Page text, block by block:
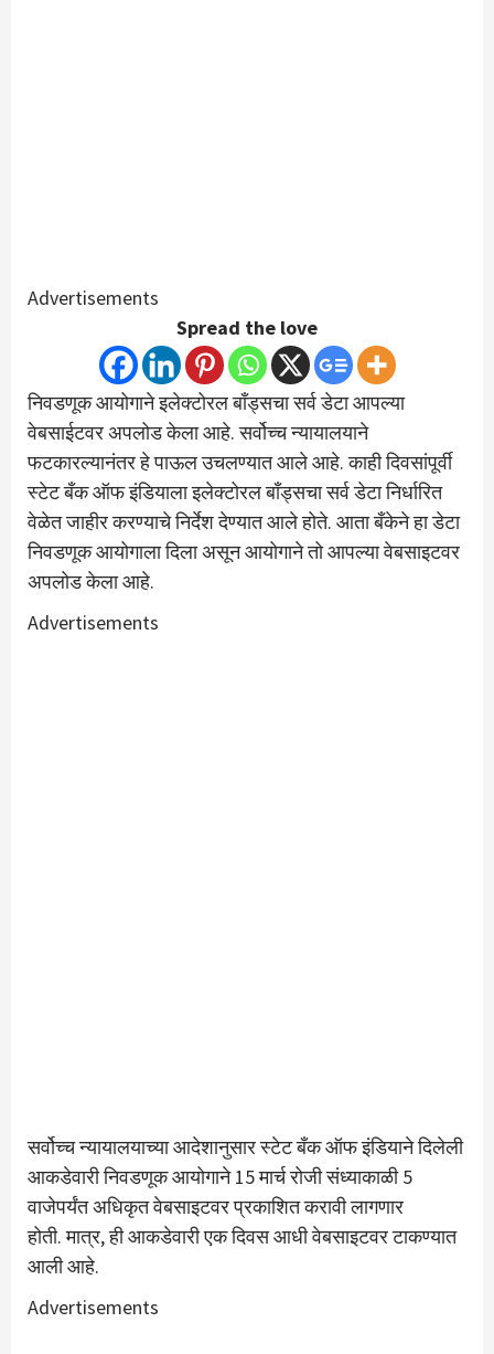
Advertisements
Spread the love
निवडणूक आयोगाने इलेक्टोरल बाँड्सचा सर्व डेटा आपल्या
वेबसाईटवर अपलोड केला आहे. सर्वोच्च न्यायालयाने
फटकारल्यानंतर हे पाऊल उचलण्यात आले आहे. काही दिवसांपूर्वी
स्टेट बँक ऑफ इंडियाला इलेक्टोरल बाँड्सचा सर्व डेटा निर्धारित
वेळेत जाहीर करण्याचे निर्देश देण्यात आले होते. आता बँकेने हा डेटा
निवडणूक आयोगाला दिला असून आयोगाने तो आपल्या वेबसाइटवर
अपलोड केला आहे.
Advertisements
सर्वोच्च न्यायालयाच्या आदेशानुसार स्टेट बँक ऑफ इंडियाने दिलेली
आकडेवारी निवडणूक आयोगाने 15 मार्च रोजी संध्याकाळी 5
वाजेपर्यंत अधिकृत वेबसाइटवर प्रकाशित करावी लागणार
होती. मात्र, ही आकडेवारी एक दिवस आधी वेबसाइटवर टाकण्यात
आली आहे.
Advertisements